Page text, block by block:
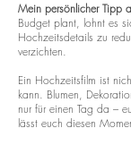
Mein persönlicher Tipp
Budget plant, lohnt es
Hochzeitsdetails zu
verzichten.
Ein Hochzeitsfilm ist
kann. Blumen,
nur für einen Tag da –
lässt euch diesen